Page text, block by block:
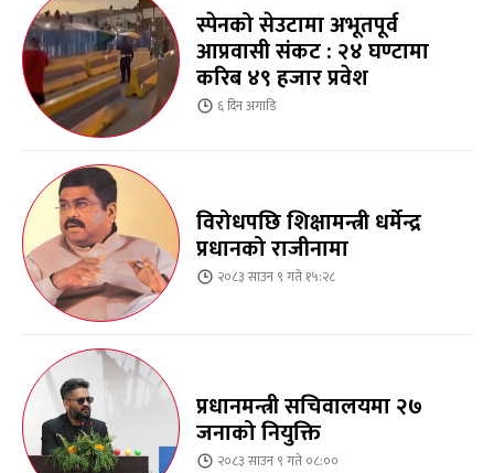
स्पेनको सेउटामा अभूतपूर्व
आप्रवासी संकट : २४ घण्टामा
करिब ४९ हजार प्रवेश
६ दिनअगाडि
विरोधपछि शिक्षामन्त्री धर्मेन्द्र
प्रधानको राजीनामा
२०८३ साउन ९ गते १५:२८
प्रधानमन्त्री सचिवालयमा २७
जनाको नियुक्ति
२०८३ साउन ९ गते ०८:००